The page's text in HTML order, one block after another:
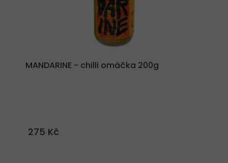
MANDARINE - chilli omáčka 200g
275 Kč